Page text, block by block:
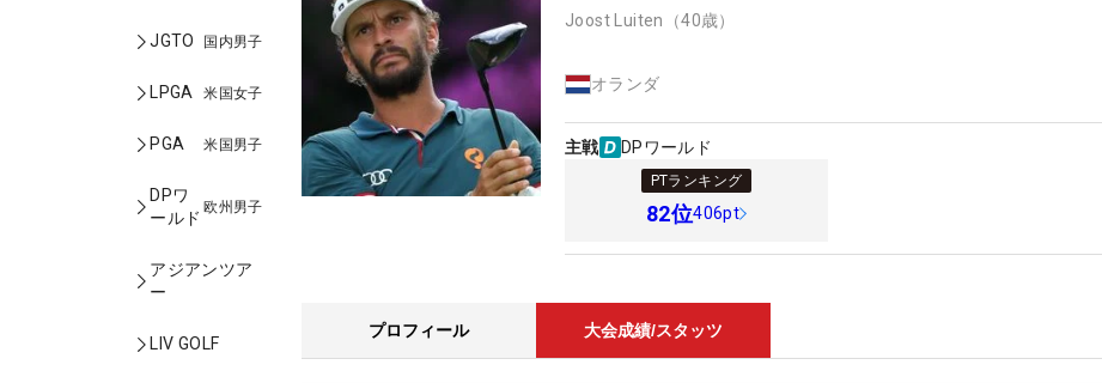
JGTO 国内男子
LPGA 米国女子
PGA 米国男子
DPワ
ールド
欧州男子
アジアンツア
ー
LIV GOLF
Joost Luiten （40歳）
オランダ
主戦 DPワールド
PTランキング
82位406pt
プロフィール 大会成績/スタッツ